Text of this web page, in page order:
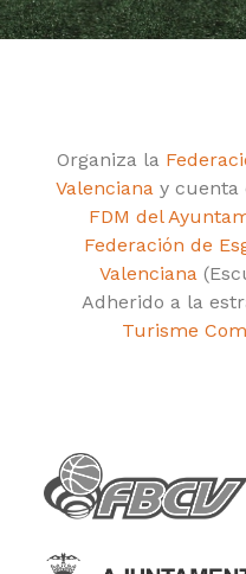
Organiza la
Valenciana y cuenta
FDM del
Federación de
Valenciana
Adherido a la
Turisme